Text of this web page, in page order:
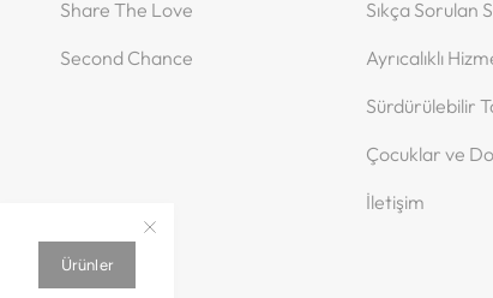
Ürünler
Share The Love
Second Chance
Sıkça Sorulan
Ayrıcalıklı
Sürdürülebilir
Çocuklar ve
İletişim